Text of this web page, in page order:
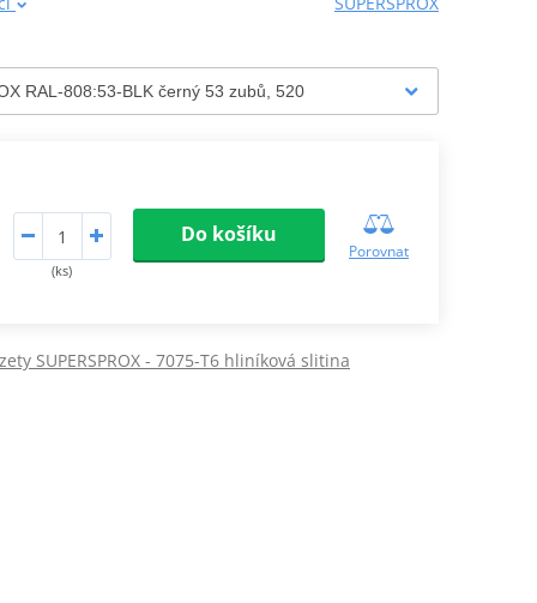
(ks)
Do košíku
Porovnat
SUPERSPROX - 7075-T6 hliníková slitina